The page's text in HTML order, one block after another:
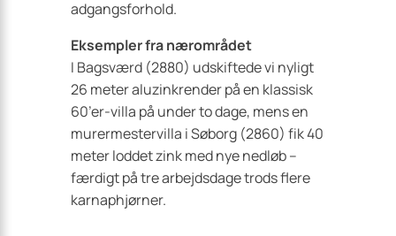
adgangsforhold.
Eksempler fra nærområdet
I Bagsværd (2880) udskiftede vi nyligt
26 meter aluzinkrender på en klassisk
60’er-villa på under to dage, mens en
murermestervilla i Søborg (2860) fik 40
meter loddet zink med nye nedløb –
færdigt på tre arbejdsdage trods flere
karnaphjørner.